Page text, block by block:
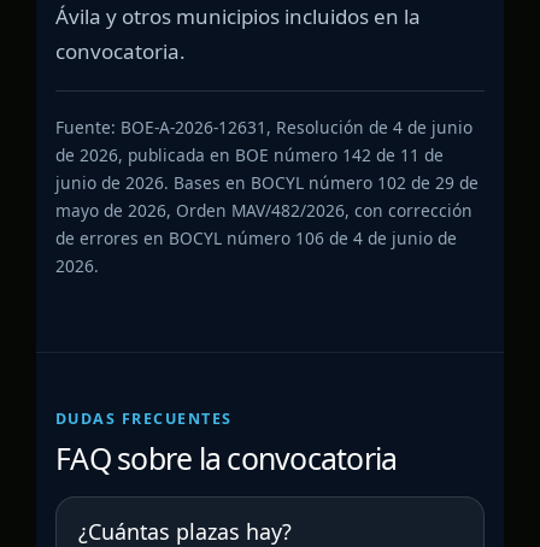
Ávila y otros municipios incluidos en la
convocatoria.
Fuente: BOE-A-2026-12631, Resolución de 4 de junio
de 2026, publicada en BOE número 142 de 11 de
junio de 2026. Bases en BOCYL número 102 de 29 de
mayo de 2026, Orden MAV/482/2026, con corrección
de errores en BOCYL número 106 de 4 de junio de
2026.
DUDAS FRECUENTES
FAQ sobre la convocatoria
¿Cuántas plazas hay?